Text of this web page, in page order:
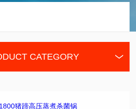
CATEGORY